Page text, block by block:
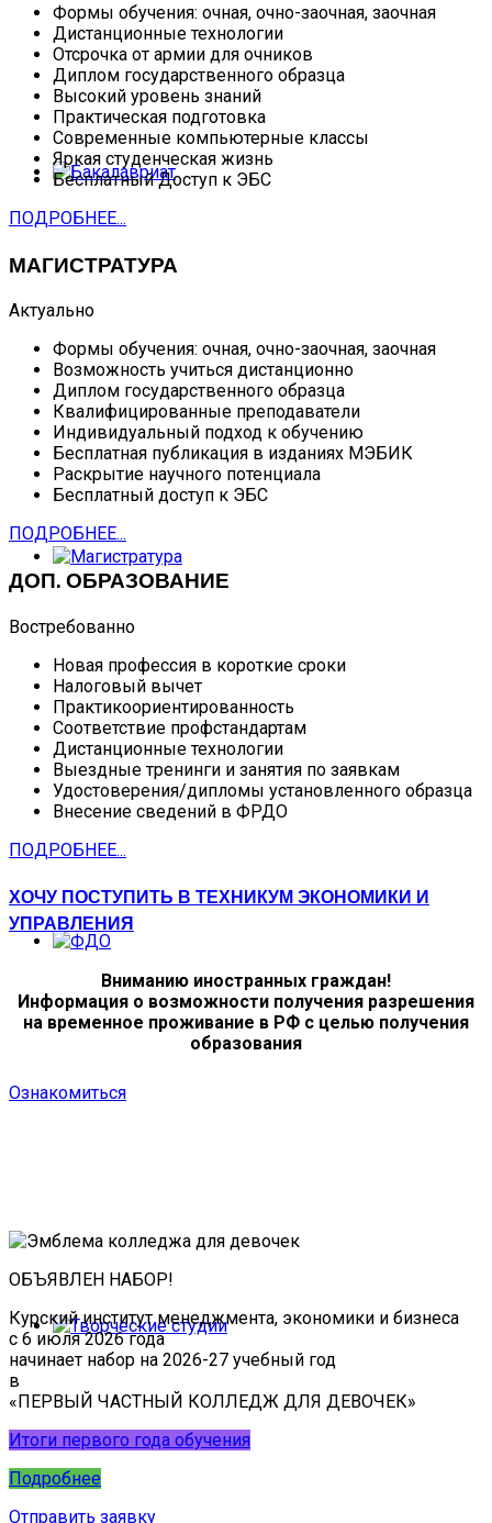
Формы обучения: очная, очно-заочная, заочная
Дистанционные технологии
Отсрочка от армии для очников
Диплом государственного образца
Высокий уровень знаний
Практическая подготовка
Современные компьютерные классы
Яркая студенческая жизнь
Бесплатный Доступ к ЭБС
ПОДРОБНЕЕ...
МАГИСТРАТУРА
Актуально
Формы обучения: очная, очно-заочная, заочная
Возможность учиться дистанционно
Диплом государственного образца
Квалифицированные преподаватели
Индивидуальный подход к обучению
Бесплатная публикация в изданиях МЭБИК
Раскрытие научного потенциала
Бесплатный доступ к ЭБС
ПОДРОБНЕЕ...
ДОП. ОБРАЗОВАНИЕ
Востребованно
Новая профессия в короткие сроки
Налоговый вычет
Практикоориентированность
Соответствие профстандартам
Дистанционные технологии
Выездные тренинги и занятия по заявкам
Удостоверения/дипломы установленного образца
Внесение сведений в ФРДО
ПОДРОБНЕЕ...
ХОЧУ ПОСТУПИТЬ В ТЕХНИКУМ ЭКОНОМИКИ И
УПРАВЛЕНИЯ
Вниманию иностранных граждан!
Информация о возможности получения разрешения
на временное проживание в РФ с целью получения
образования
Ознакомиться
ОБЪЯВЛЕН НАБОР!
Курский институт менеджмента, экономики и бизнеса
с 6 июля 2026 года
начинает набор на 2026-27 учебный год
в
«ПЕРВЫЙ ЧАСТНЫЙ КОЛЛЕДЖ ДЛЯ ДЕВОЧЕК»
Итоги первого года обучения
Подробнее
Отправить заявку